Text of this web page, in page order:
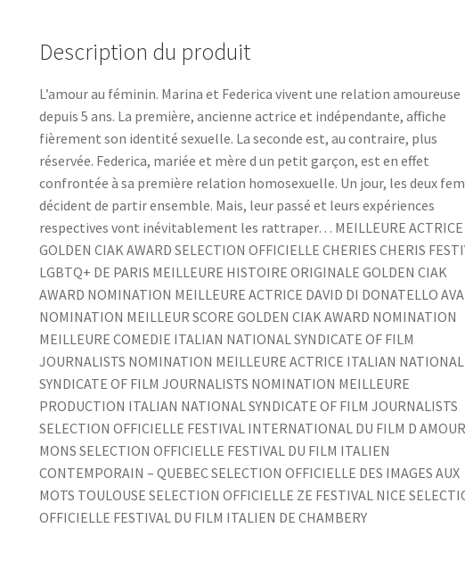
Description du produit
L’amour au féminin. Marina et Federica vivent une relation amoureuse
depuis 5 ans. La première, ancienne actrice et indépendante, affiche
fièrement son identité sexuelle. La seconde est, au contraire, plus
réservée. Federica, mariée et mère d un petit garçon, est en effet
confrontée à sa première relation homosexuelle. Un jour, les deux
décident de partir ensemble. Mais, leur passé et leurs expériences
respectives vont inévitablement les rattraper… MEILLEURE ACTRICE
GOLDEN CIAK AWARD SELECTION OFFICIELLE CHERIES CHERIS
LGBTQ+ DE PARIS MEILLEURE HISTOIRE ORIGINALE GOLDEN CIAK
AWARD NOMINATION MEILLEURE ACTRICE DAVID DI DONATELLO
NOMINATION MEILLEUR SCORE GOLDEN CIAK AWARD NOMINATION
MEILLEURE COMEDIE ITALIAN NATIONAL SYNDICATE OF FILM
JOURNALISTS NOMINATION MEILLEURE ACTRICE ITALIAN NATIONAL
SYNDICATE OF FILM JOURNALISTS NOMINATION MEILLEURE
PRODUCTION ITALIAN NATIONAL SYNDICATE OF FILM JOURNALISTS
SELECTION OFFICIELLE FESTIVAL INTERNATIONAL DU FILM D
MONS SELECTION OFFICIELLE FESTIVAL DU FILM ITALIEN
CONTEMPORAIN – QUEBEC SELECTION OFFICIELLE DES IMAGES AUX
MOTS TOULOUSE SELECTION OFFICIELLE ZE FESTIVAL NICE
OFFICIELLE FESTIVAL DU FILM ITALIEN DE CHAMBERY